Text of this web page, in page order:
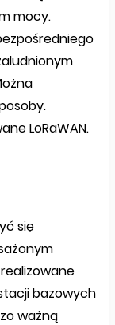
mocy.
LoRaWAN.
się
bazowych
ważną